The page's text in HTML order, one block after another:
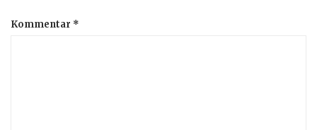
Kommentar *